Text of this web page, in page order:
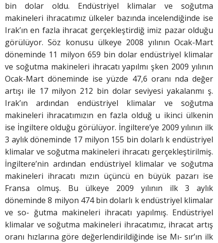
bin dolar oldu. Endüstriyel klimalar ve soğutma
makineleri ihracatımız ülkeler bazında incelendiğinde ise
Irak’ın en fazla ihracat gerçekleştirdiğ imiz pazar olduğu
görülüyor. Söz konusu ülkeye 2008 yılının Ocak-Mart
döneminde 11 milyon 659 bin dolar endüstriyel klimalar
ve soğutma makineleri ihracatı yapılmı şken 2009 yılının
Ocak-Mart döneminde ise yüzde 47,6 oranı nda değer
artışı ile 17 milyon 212 bin dolar seviyesi yakalanmı ş.
Irak’ın ardından endüstriyel klimalar ve soğutma
makineleri ihracatımızın en fazla olduğ u ikinci ülkenin
ise İngiltere olduğu görülüyor. İngiltere’ye 2009 yılının ilk
3 aylık döneminde 17 milyon 155 bin dolarlı k endüstriyel
klimalar ve soğutma makineleri ihracatı gerçekleştirilmiş.
İngiltere’nin ardından endüstriyel klimalar ve soğutma
makineleri ihracatı mızın üçüncü en büyük pazarı ise
Fransa olmuş. Bu ülkeye 2009 yılının ilk 3 aylık
döneminde 8 milyon 474 bin dolarlı k endüstriyel klimalar
ve so- ğutma makineleri ihracatı yapılmış. Endüstriyel
klimalar ve soğutma makineleri ihracatımız, ihracat artış
oranı hızlarına göre değerlendirildiğinde ise Mı- sır’ın ilk